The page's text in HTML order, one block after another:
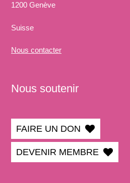
1200 Genève
Suisse
Nous contacter
Nous soutenir
FAIRE UN DON
DEVENIR MEMBRE